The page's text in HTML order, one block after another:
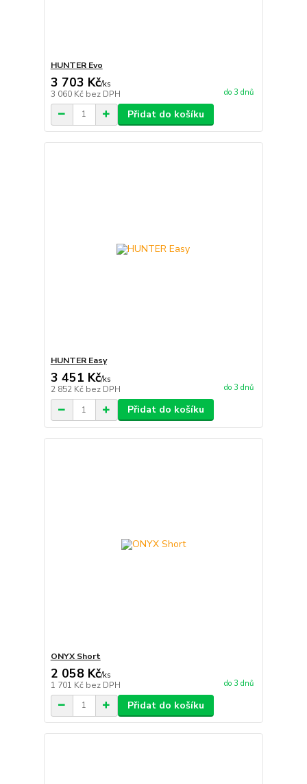
HUNTER Evo
3 703 Kč/ks
3 060 Kč bez DPH do 3 dnů
Přidat do košíku
HUNTER Easy
3 451 Kč/ks
2 852 Kč bez DPH do 3 dnů
Přidat do košíku
ONYX Short
2 058 Kč/ks
1 701 Kč bez DPH do 3 dnů
Přidat do košíku